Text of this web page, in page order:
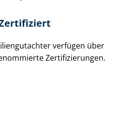
verfügen über
Zer­ti­fi­zie­run­gen.